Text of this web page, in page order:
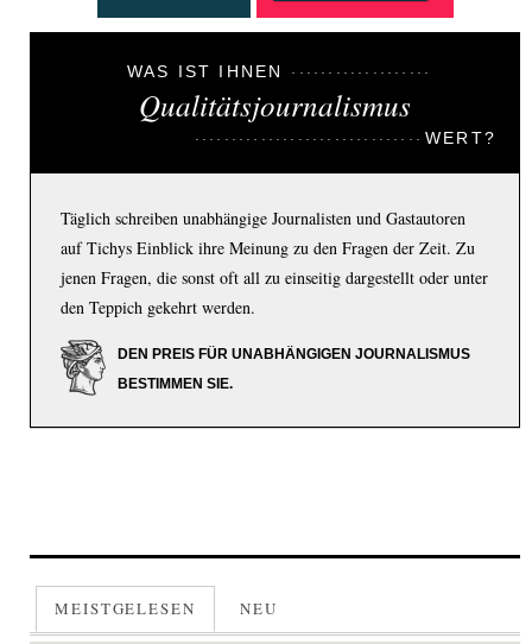
WAS IST IHNEN
Qualitätsjournalismus
WERT?
Täglich schreiben unabhängige Journalisten und Gastautoren
auf Tichys Einblick ihre Meinung zu den Fragen der Zeit. Zu
jenen Fragen, die sonst oft all zu einseitig dargestellt oder unter
den Teppich gekehrt werden.
DEN PREIS FÜR UNABHÄNGIGEN JOURNALISMUS
BESTIMMEN SIE.
MEISTGELESEN NEU